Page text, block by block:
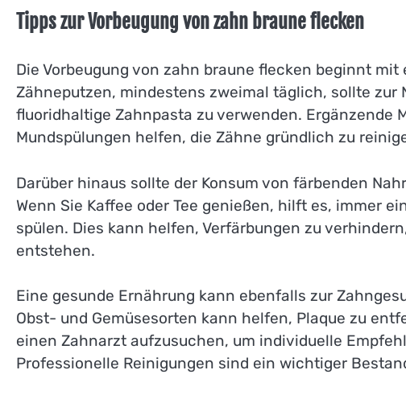
Tipps zur Vorbeugung von zahn braune flecken
Die Vorbeugung von zahn braune flecken beginnt
Zähneputzen, mindestens zweimal täglich, sollte zur
fluoridhaltige Zahnpasta zu verwenden. Ergänzende
Mundspülungen helfen, die Zähne gründlich zu
Darüber hinaus sollte der Konsum von färbenden
Wenn Sie Kaffee oder Tee genießen, hilft es, immer
spülen. Dies kann helfen, Verfärbungen zu
entstehen.
Eine gesunde Ernährung kann ebenfalls zur
Obst- und Gemüsesorten kann helfen, Plaque zu
einen Zahnarzt aufzusuchen, um individuelle
Professionelle Reinigungen sind ein wichtiger